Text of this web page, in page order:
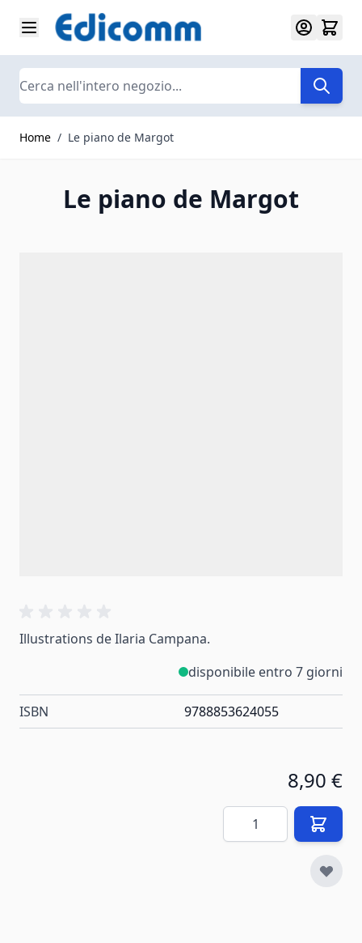
Salta al contenuto
Search
Home / Le piano de Margot
Le piano de Margot
Illustrations de Ilaria Campana.
disponibile entro 7 giorni
ISBN 9788853624055
8,90 €
Quantità